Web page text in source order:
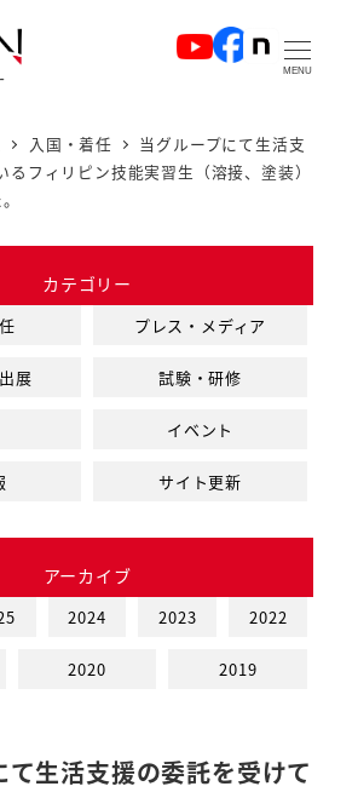
MENU
入国・着任
当グループにて生活支
るフィリピン技能実習生（溶接、塗装）
カテゴリー
プレス・メディア
展 試験・研修
イベント
サイト更新
アーカイブ
2024 2023 2022
2020 2019
て生活支援の委託を受けて